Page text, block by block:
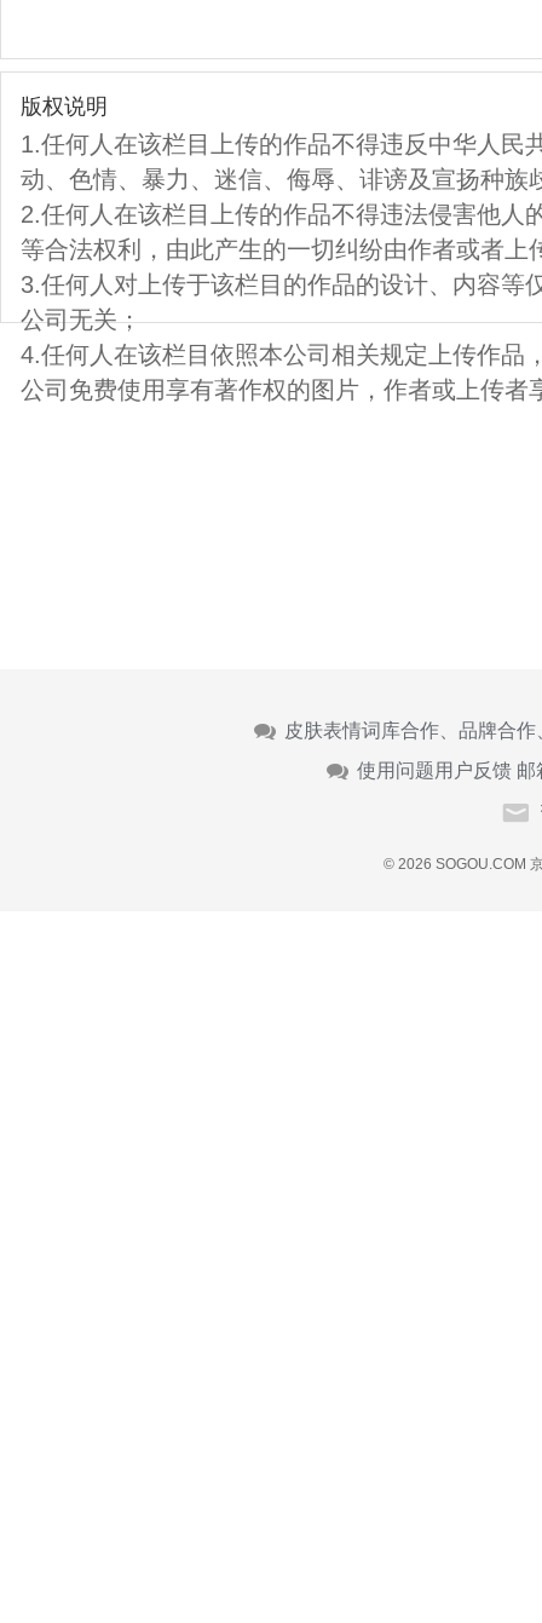
版权说明
1.任何人在该栏目上传的作品不得违反中华人民
动、色情、暴力、迷信、侮辱、诽谤及宣扬种族
2.任何人在该栏目上传的作品不得违法侵害他人
等合法权利，由此产生的一切纠纷由作者或者上
3.任何人对上传于该栏目的作品的设计、内容等
公司无关；
4.任何人在该栏目依照本公司相关规定上传作品
公司免费使用享有著作权的图片，作者或上传者
皮肤表情词库合作、品牌合
使用问题用户反馈 邮
© 2026 SOGOU.COM